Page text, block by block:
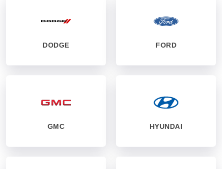
DODGE FORD
GMC HYUNDAI